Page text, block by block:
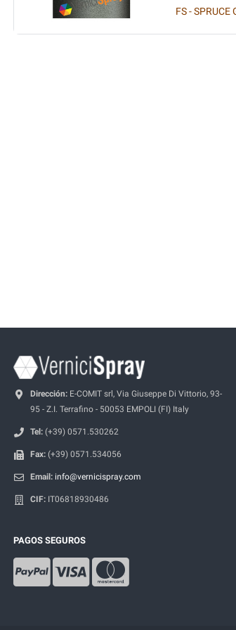
FS - SPRUCE
Dirección: E-COMIT srl, Via Giuseppe Di Vittorio, 93-
95 - Z.I. Terrafino - 50053 EMPOLI (FI) Italy
Tel: (+39) 0571.530262
Fax: (+39) 0571.534056
Email: info@vernicispray.com
CIF: IT06818930486
PAGOS SEGUROS